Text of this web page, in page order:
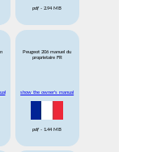
pdf - 2.94 MB
Peugeot 206 manuel du
proprietaire FR
show the owner's manual
pdf - 1.44 MB